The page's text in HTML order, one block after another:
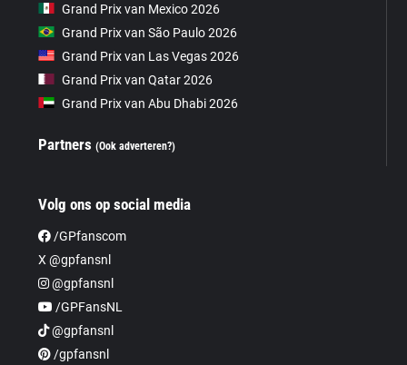
Grand Prix van Mexico 2026
Grand Prix van São Paulo 2026
Grand Prix van Las Vegas 2026
Grand Prix van Qatar 2026
Grand Prix van Abu Dhabi 2026
Partners(Ook adverteren?)
Volg ons op social media
/GPfanscom
X @gpfansnl
@gpfansnl
/GPFansNL
@gpfansnl
/gpfansnl